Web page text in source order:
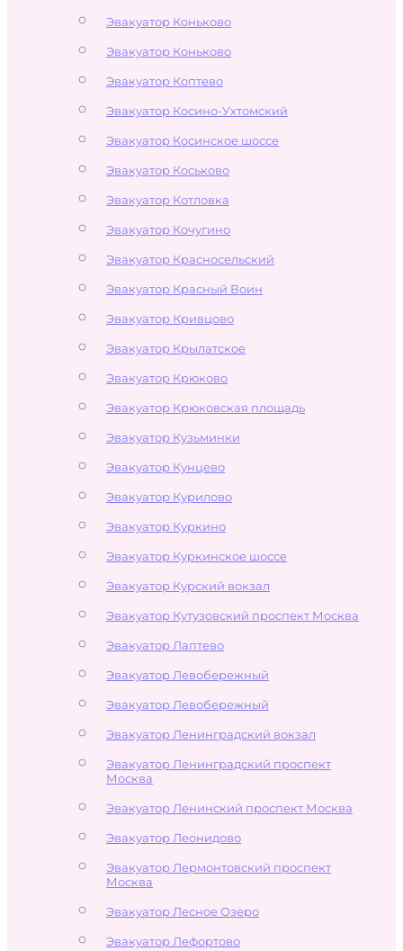
Эвакуатор Коньково
Эвакуатор Коньково
Эвакуатор Коптево
Эвакуатор Косино-Ухтомский
Эвакуатор Косинское шоссе
Эвакуатор Коськово
Эвакуатор Котловка
Эвакуатор Кочугино
Эвакуатор Красносельский
Эвакуатор Красный Воин
Эвакуатор Кривцово
Эвакуатор Крылатское
Эвакуатор Крюково
Эвакуатор Крюковская площадь
Эвакуатор Кузьминки
Эвакуатор Кунцево
Эвакуатор Курилово
Эвакуатор Куркино
Эвакуатор Куркинское шоссе
Эвакуатор Курский вокзал
Эвакуатор Кутузовский проспект Москва
Эвакуатор Лаптево
Эвакуатор Левобережный
Эвакуатор Левобережный
Эвакуатор Ленинградский вокзал
Эвакуатор Ленинградский проспект
Москва
Эвакуатор Ленинский проспект Москва
Эвакуатор Леонидово
Эвакуатор Лермонтовский проспект
Москва
Эвакуатор Лесное Озеро
Эвакуатор Лефортово